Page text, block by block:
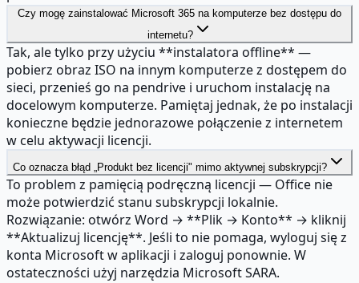
Czy mogę zainstalować Microsoft 365 na komputerze bez dostępu do
internetu?
Tak, ale tylko przy użyciu **instalatora offline** —
pobierz obraz ISO na innym komputerze z dostępem do
sieci, przenieś go na pendrive i uruchom instalację na
docelowym komputerze. Pamiętaj jednak, że po instalacji
konieczne będzie jednorazowe połączenie z internetem
w celu aktywacji licencji.
Co oznacza błąd „Produkt bez licencji" mimo aktywnej subskrypcji?
To problem z pamięcią podręczną licencji — Office nie
może potwierdzić stanu subskrypcji lokalnie.
Rozwiązanie: otwórz Word → **Plik → Konto** → kliknij
**Aktualizuj licencję**. Jeśli to nie pomaga, wyloguj się z
konta Microsoft w aplikacji i zaloguj ponownie. W
ostateczności użyj narzędzia Microsoft SARA.